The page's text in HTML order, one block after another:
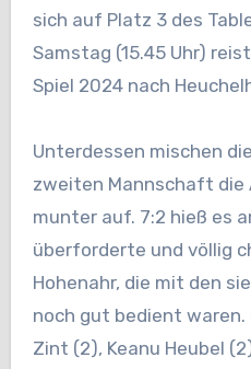
sich auf Platz 3 des
Samstag (15.45 Uhr)
Spiel 2024 nach
Unterdessen mischen
zweiten Mannschaft die
munter auf. 7:2 hieß es
überforderte und völlig
Hohenahr, die mit den
noch gut bedient waren.
Zint (2), Keanu Heubel